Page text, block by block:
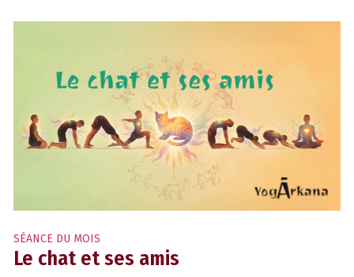
SÉANCE DU MOIS
Le chat et ses amis